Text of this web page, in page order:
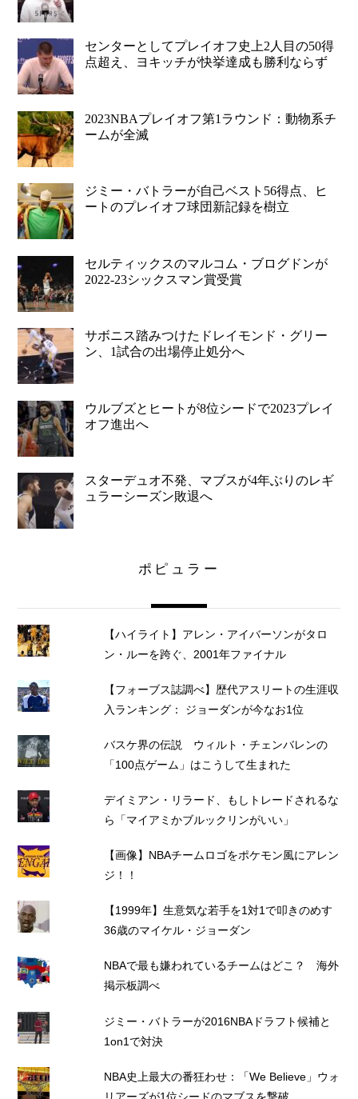
センターとしてプレイオフ史上2人目の50得
点超え、ヨキッチが快挙達成も勝利ならず
2023NBAプレイオフ第1ラウンド：動物系チ
ームが全滅
ジミー・バトラーが自己ベスト56得点、ヒ
ートのプレイオフ球団新記録を樹立
セルティックスのマルコム・ブログドンが
2022-23シックスマン賞受賞
サボニス踏みつけたドレイモンド・グリー
ン、1試合の出場停止処分へ
ウルブズとヒートが8位シードで2023プレイ
オフ進出へ
スターデュオ不発、マブスが4年ぶりのレギ
ュラーシーズン敗退へ
ポピュラー
【ハイライト】アレン・アイバーソンがタロ
ン・ルーを跨ぐ、2001年ファイナル
【フォーブス誌調べ】歴代アスリートの生涯収
入ランキング： ジョーダンが今なお1位
バスケ界の伝説 ウィルト・チェンバレンの
「100点ゲーム」はこうして生まれた
デイミアン・リラード、もしトレードされるな
ら「マイアミかブルックリンがいい」
【画像】NBAチームロゴをポケモン風にアレン
ジ！！
【1999年】生意気な若手を1対1で叩きのめす
36歳のマイケル・ジョーダン
NBAで最も嫌われているチームはどこ？ 海外
掲示板調べ
ジミー・バトラーが2016NBAドラフト候補と
1on1で対決
NBA史上最大の番狂わせ：「We Believe」ウォ